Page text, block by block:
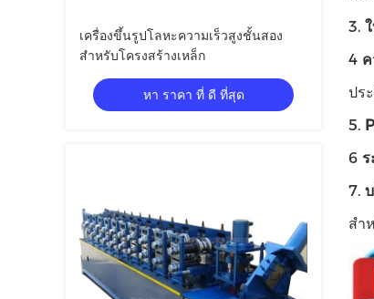
เครื่องขึ้นรูปโลหะความเร็วสูงชั้นสอง
สำหรับโครงสร้างเหล็ก
หา ราคา ที่ ดี ที่สุด
3.
4
ปร
5.
6
7.
สำ